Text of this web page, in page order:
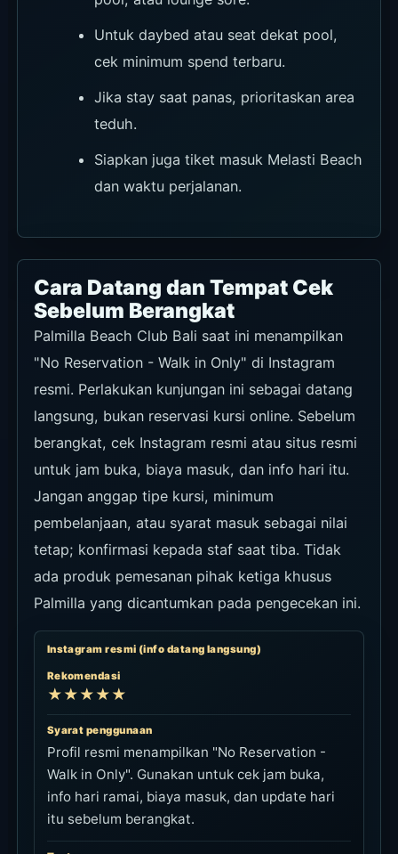
Untuk daybed atau seat dekat pool,
cek minimum spend terbaru.
Jika stay saat panas, prioritaskan area
teduh.
Siapkan juga tiket masuk Melasti Beach
dan waktu perjalanan.
Cara Datang dan Tempat Cek
Sebelum Berangkat
Palmilla Beach Club Bali saat ini menampilkan
"No Reservation - Walk in Only" di Instagram
resmi. Perlakukan kunjungan ini sebagai datang
langsung, bukan reservasi kursi online. Sebelum
berangkat, cek Instagram resmi atau situs resmi
untuk jam buka, biaya masuk, dan info hari itu.
Jangan anggap tipe kursi, minimum
pembelanjaan, atau syarat masuk sebagai nilai
tetap; konfirmasi kepada staf saat tiba. Tidak
ada produk pemesanan pihak ketiga khusus
Palmilla yang dicantumkan pada pengecekan ini.
Instagram resmi (info datang langsung)
Rekomendasi
★★★★★
Syarat penggunaan
Profil resmi menampilkan "No Reservation -
Walk in Only". Gunakan untuk cek jam buka,
info hari ramai, biaya masuk, dan update hari
itu sebelum berangkat.